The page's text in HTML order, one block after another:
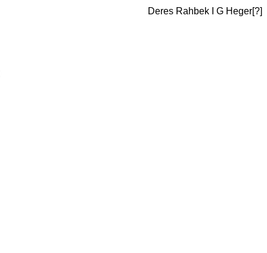
Deres Rahbek I G Heger[?]